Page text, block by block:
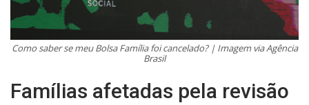
Como saber se meu Bolsa Família foi cancelado? | Imagem via Agência
Brasil
Famílias afetadas pela revisão